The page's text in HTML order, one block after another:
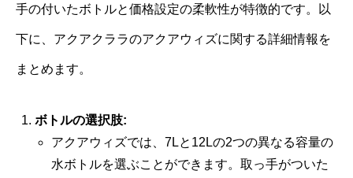
手の付いたボトルと価格設定の柔軟性が特徴的です。以
下に、アクアクララのアクアウィズに関する詳細情報を
まとめます。
ボトルの選択肢:
アクアウィズでは、7Lと12Lの2つの異なる容量の
水ボトルを選ぶことができます。取っ手がついた